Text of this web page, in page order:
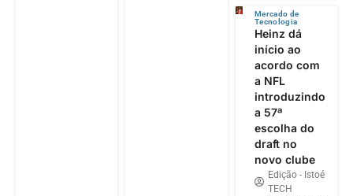
Mercado de
Tecnologia
Heinz dá
início ao
acordo com
a NFL
introduzindo
a 57ª
escolha do
draft no
novo clube
Edição - Istoé
TECH